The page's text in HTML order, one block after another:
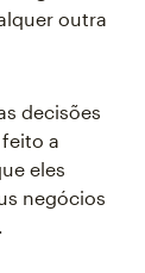
outra
decisões
a
eles
negócios